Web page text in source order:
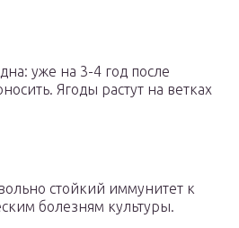
уже на 3-4 год после
Ягоды растут на ветках
стойкий иммунитет к
болезням культуры.